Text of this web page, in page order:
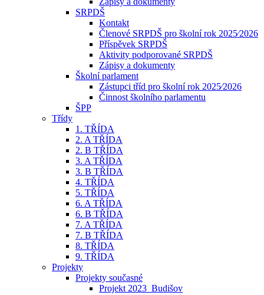
SRPDŠ
Kontakt
Členové SRPDŠ pro školní rok 2025⁄2026
Příspěvek SRPDŠ
Aktivity podporované SRPDŠ
Zápisy a dokumenty
Školní parlament
Zástupci tříd pro školní rok 2025⁄2026
Činnost školního parlamentu
ŠPP
Třídy
1. TŘÍDA
2. A TŘÍDA
2. B TŘÍDA
3. A TŘÍDA
3. B TŘÍDA
4. TŘÍDA
5. TŘÍDA
6. A TŘÍDA
6. B TŘÍDA
7. A TŘÍDA
7. B TŘÍDA
8. TŘÍDA
9. TŘÍDA
Projekty
Projekty současné
Projekt 2023_Budišov